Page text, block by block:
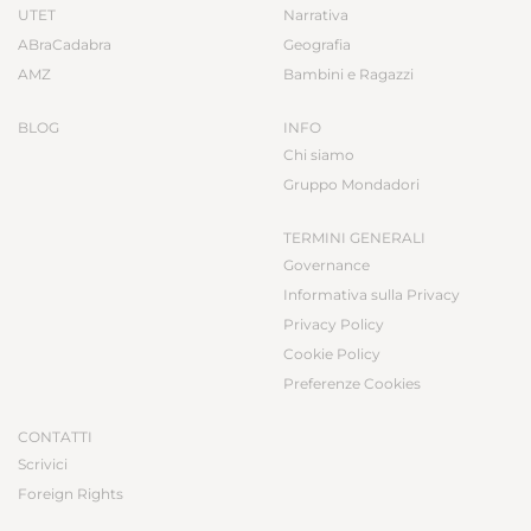
UTET
ABraCadabra
AMZ
BLOG
Narrativa
Geografia
Bambini e Ragazzi
INFO
Chi siamo
Gruppo Mondadori
TERMINI GENERALI
Governance
Informativa sulla Privacy
Privacy Policy
Cookie Policy
Preferenze Cookies
CONTATTI
Scrivici
Foreign Rights